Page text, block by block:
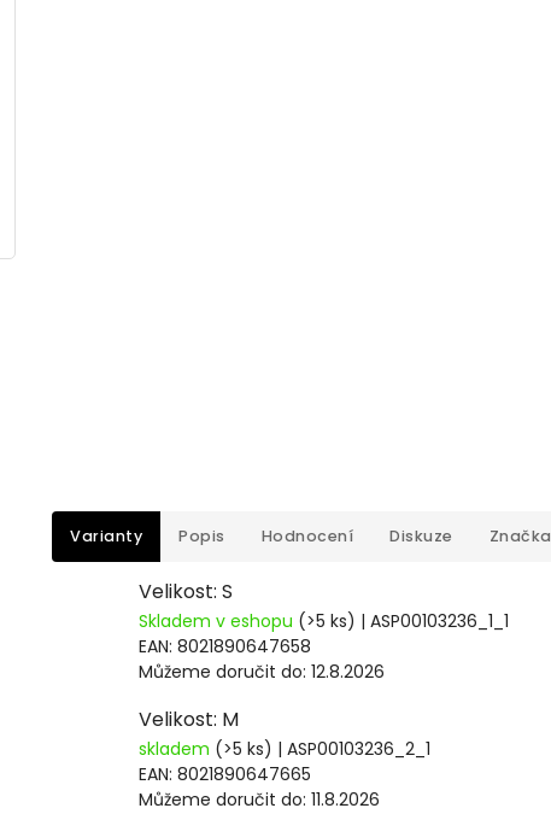
Varianty Popis Hodnocení Diskuze Značka
Velikost: S
Skladem v eshopu (>5 ks) | ASP00103236_1_1
EAN: 8021890647658
Můžeme doručit do: 12.8.2026
Velikost: M
skladem (>5 ks) | ASP00103236_2_1
EAN: 8021890647665
Můžeme doručit do: 11.8.2026